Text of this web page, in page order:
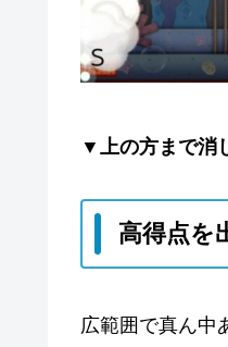
▼上の方まで消
高得点を
広範囲で真ん中